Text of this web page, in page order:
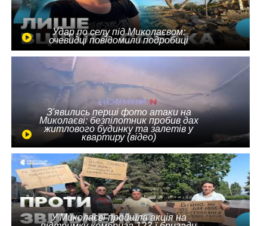
Удар по селу під Миколаєвом:
очевидці повідомили подробиці
З'явились перші фото атаки на
Миколаєві: безпілотник пробив дах
житлового будинку та залетів у
квартиру (відео)
У Миколаєві пройшла акція на